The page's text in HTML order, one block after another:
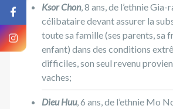
Ksor Chon, 8 ans, de l’ethnie Gia-
célibataire devant assurer la
toute sa famille (ses parents, sa
enfant) dans des conditions
difficiles, son seul revenu
vaches;
Dieu Huu, 6 ans, de l’ethnie Mo